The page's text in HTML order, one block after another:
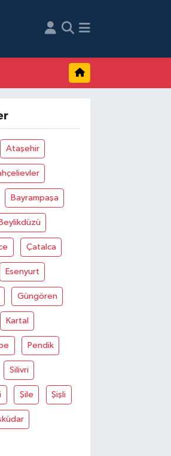
Ataşehir
Bayrampaşa
Beylikdüzü
Çatalca
Esenyurt
Güngören
Kartal
Pendik
Silivri
Şile Şişli